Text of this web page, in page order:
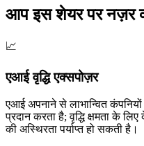
आप इस शेयर पर नज़र
📈
एआई वृद्धि एक्सपोज़र
एआई अपनाने से लाभान्वित
प्रदान करता है; वृद्धि क्षमता के
की अस्थिरता पर्याप्त हो सकती है।